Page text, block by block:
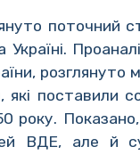
поточний
розглянуто
які поставили
року.
ВДЕ, але й